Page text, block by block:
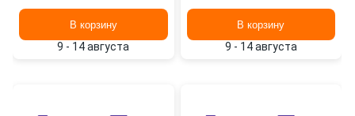
AUTOBRA В корзину
9 - 14 августа
В корзину
9 - 14 августа